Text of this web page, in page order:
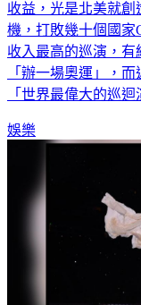
美洲、澳洲、亞洲
收益，光是北美就創
機，打敗幾十個國家
收入最高的巡演，
「辦一場奧運」，